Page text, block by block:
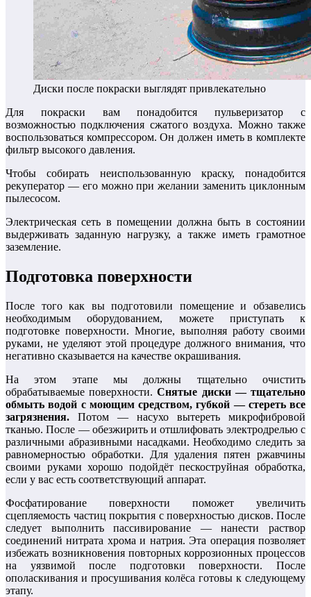
Диски после покраски выглядят привлекательно
Для покраски вам понадобится пульверизатор с
возможностью подключения сжатого воздуха. Можно также
воспользоваться компрессором. Он должен иметь в комплекте
фильтр высокого давления.
Чтобы собирать неиспользованную краску, понадобится
рекуператор — его можно при желании заменить циклонным
пылесосом.
Электрическая сеть в помещении должна быть в состоянии
выдерживать заданную нагрузку, а также иметь грамотное
заземление.
Подготовка поверхности
После того как вы подготовили помещение и обзавелись
необходимым оборудованием, можете приступать к
подготовке поверхности. Многие, выполняя работу своими
руками, не уделяют этой процедуре должного внимания, что
негативно сказывается на качестве окрашивания.
На этом этапе мы должны тщательно очистить
обрабатываемые поверхности.Снятые диски — тщательно
обмыть водой с моющим средством, губкой — стереть все
загрязнения. Потом — насухо вытереть микрофибровой
тканью. После — обезжирить и отшлифовать электродрелью с
различными абразивными насадками. Необходимо следить за
равномерностью обработки. Для удаления пятен ржавчины
своими руками хорошо подойдёт пескоструйная обработка,
если у вас есть соответствующий аппарат.
Фосфатирование поверхности поможет увеличить
сцепляемость частиц покрытия с поверхностью дисков. После
следует выполнить пассивирование — нанести раствор
соединений нитрата хрома и натрия. Эта операция позволяет
избежать возникновения повторных коррозионных процессов
на уязвимой после подготовки поверхности. После
ополаскивания и просушивания колёса готовы к следующему
этапу.